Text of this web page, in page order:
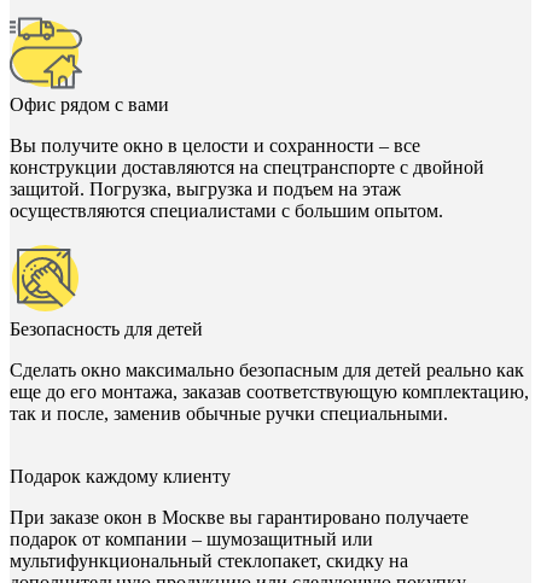
Офис рядом с вами
Вы получите окно в целости и сохранности – все
конструкции доставляются на спецтранспорте с двойной
защитой. Погрузка, выгрузка и подъем на этаж
осуществляются специалистами с большим опытом.
Безопасность для детей
Сделать окно максимально безопасным для детей реально как
еще до его монтажа, заказав соответствующую комплектацию,
так и после, заменив обычные ручки специальными.
Подарок каждому клиенту
При заказе окон в Москве вы гарантировано получаете
подарок от компании – шумозащитный или
мультифункциональный стеклопакет, скидку на